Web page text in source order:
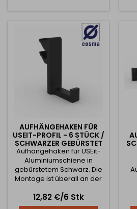
AUFHÄNGEHAKEN FÜR
USEIT-PROFIL - 6 STÜCK /
SCHWARZER GEBÜRSTET
Aufhängehaken für USEit-
Aluminiumschiene in
gebürstetem Schwarz. Die
Montage ist überall an der
Helfer zum Aufhängen von
Handtüchern und
Preis
12,82 €/6 Stk